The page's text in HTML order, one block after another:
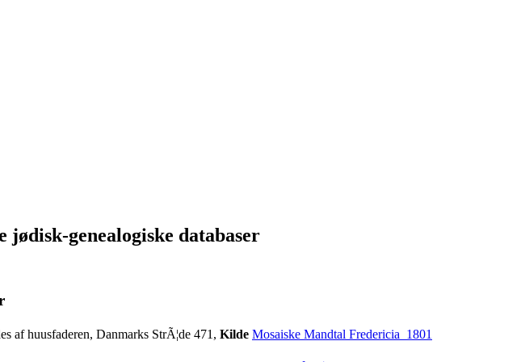
genealogiske databaser
af huusfaderen, Danmarks StrÃ¦de 471, Kilde Mosaiske Mandtal Fredericia_1801